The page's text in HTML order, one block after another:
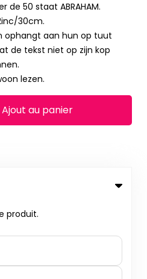
50 staat ABRAHAM.
30cm.
ophangt aan hun op tuut
de tekst niet op zijn kop
lezen.
Ajout au panier
produit.